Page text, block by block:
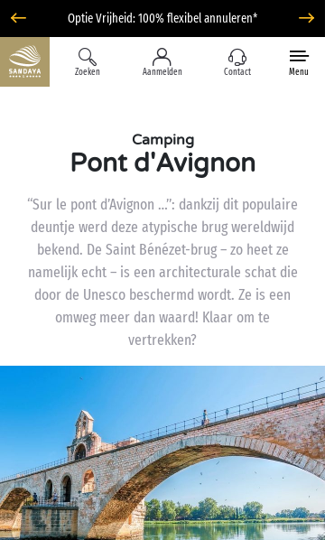
Optie Vrijheid: 100% flexibel annuleren*
Zoeken Aanmelden Contact Menu
Camping
Pont d'Avignon
“Sur le pont d’Avignon …”: dankzij dit populaire
deuntje werd deze atypische brug wereldwijd
bekend. De Saint Bénézet-brug – zo heet ze
namelijk echt – is een architecturale schat die
door de Unesco beschermd wordt. Ze is een
omweg meer dan waard! Klaar om te
vertrekken?